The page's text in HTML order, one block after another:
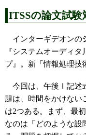
ITSSの論文試験
インターギデオンの
『システムオーディ
プ』。新「情報処理技
今回は、午後Ⅰ記述
題は、時間をかけない
は2つある。まず、最
なのは「どのような設